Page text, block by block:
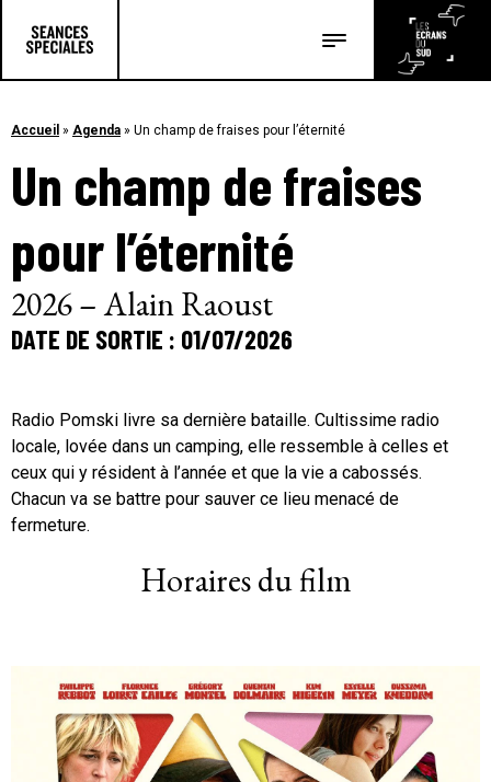
Les articles
Accueil » Agenda » Un champ de fraises pour l’éternité
Un champ de fraises
pour l’éternité
2026 – Alain Raoust
DATE DE SORTIE : 01/07/2026
Radio Pomski livre sa dernière bataille. Cultissime radio
locale, lovée dans un camping, elle ressemble à celles et
ceux qui y résident à l’année et que la vie a cabossés.
Chacun va se battre pour sauver ce lieu menacé de
fermeture.
Horaires du film